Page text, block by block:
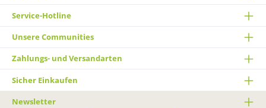
Service-Hotline
Unsere Communities
Zahlungs- und Versandarten
Sicher Einkaufen
Newsletter